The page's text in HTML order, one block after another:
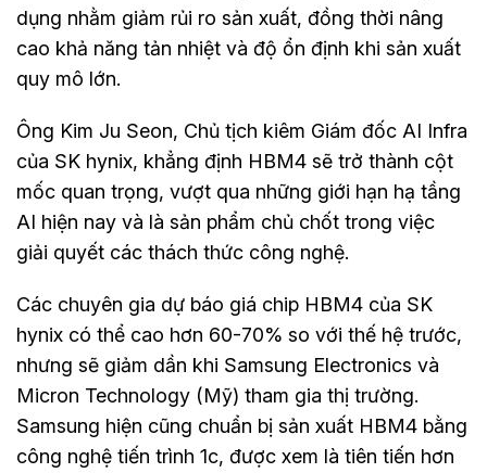
dụng nhằm giảm rủi ro sản xuất, đồng thời nâng
cao khả năng tản nhiệt và độ ổn định khi sản xuất
quy mô lớn.
Ông Kim Ju Seon, Chủ tịch kiêm Giám đốc AI Infra
của SK hynix, khẳng định HBM4 sẽ trở thành cột
mốc quan trọng, vượt qua những giới hạn hạ tầng
AI hiện nay và là sản phẩm chủ chốt trong việc
giải quyết các thách thức công nghệ.
Các chuyên gia dự báo giá chip HBM4 của SK
hynix có thể cao hơn 60-70% so với thế hệ trước,
nhưng sẽ giảm dần khi Samsung Electronics và
Micron Technology (Mỹ) tham gia thị trường.
Samsung hiện cũng chuẩn bị sản xuất HBM4 bằng
công nghệ tiến trình 1c, được xem là tiên tiến hơn